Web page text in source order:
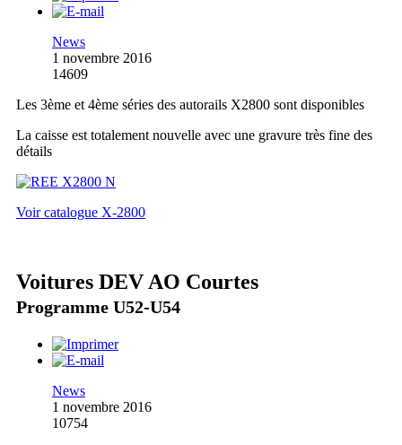
News
1 novembre 2016
14609
Les 3ème et 4ème séries des autorails X2800 sont disponibles
La caisse est totalement nouvelle avec une gravure très fine des
détails
Voir catalogue X-2800
Voitures DEV AO Courtes
Programme U52-U54
News
1 novembre 2016
10754